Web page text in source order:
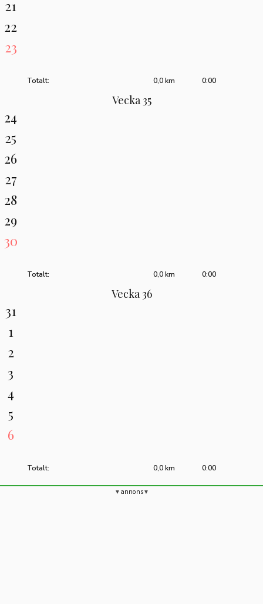
21
22
23
Totalt: 0:00
0,0 km
Vecka 35
24
25
26
27
28
29
30
Totalt: 0:00
0,0 km
Vecka 36
31
1
2
3
4
5
6
Totalt: 0:00
0,0 km
annons